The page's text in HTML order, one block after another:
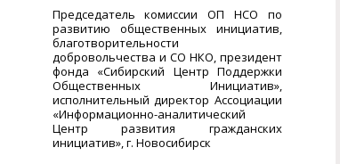
Председатель комиссии ОП НСО по
развитию общественных инициатив,
благотворительности
добровольчества и СО НКО, президент
фонда «Сибирский Центр Поддержки
Общественных Инициатив»,
исполнительный директор Ассоциации
«Информационно-аналитический
Центр развития гражданских
инициатив», г. Новосибирск